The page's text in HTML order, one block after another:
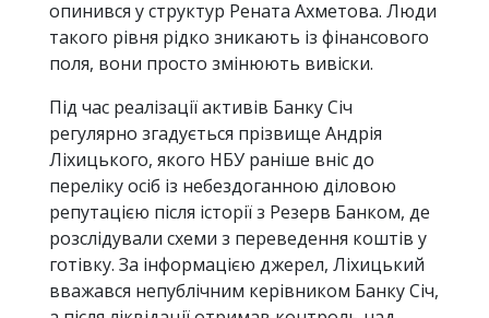
опинився у структур Рената Ахметова. Люди
такого рівня рідко зникають із фінансового
поля, вони просто змінюють вивіски.
Під час реалізації активів Банку Січ
регулярно згадується прізвище Андрія
Ліхицького, якого НБУ раніше вніс до
переліку осіб із небездоганною діловою
репутацією після історії з Резерв Банком, де
розслідували схеми з переведення коштів у
готівку. За інформацією джерел, Ліхицький
вважався непублічним керівником Банку Січ,